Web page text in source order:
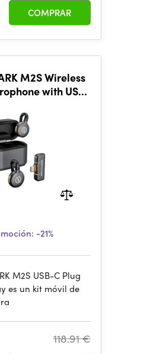
COMPRAR
M2S Wireless
with USB-
-21%
M2S USB-C Plug
es un kit móvil de
118.91 €